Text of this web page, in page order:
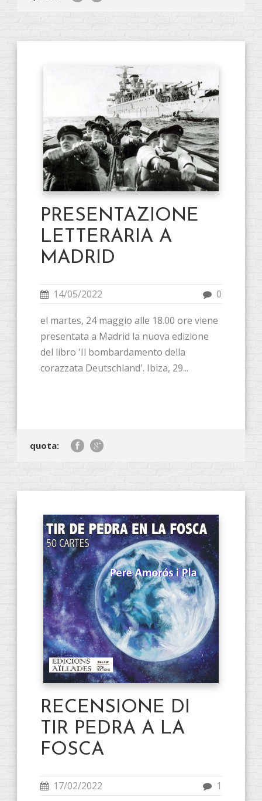
PRESENTAZIONE
LETTERARIA A
MADRID
14/05/2022 0
el martes, 24 maggio alle 18.00 ore viene
presentata a Madrid la nuova edizione
del libro 'Il bombardamento della
corazzata Deutschland'. Ibiza, 29...
quota:
RECENSIONE DI
TIR PEDRA A LA
FOSCA
17/02/2022 1